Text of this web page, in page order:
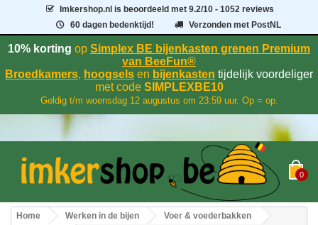
Imkershop.nl is beoordeeld met9.2/10 - 1052 reviews
60 dagen bedenktijd!
Verzonden met PostNL
10% korting op Simplex BE bijenkasten grenen Premium
van BeeFun®
Broedkamers, hoogsels en bijenkasten tijdelijk voordeliger
met codeSIMPLEXBE10
Geldig t/m woensdag 12 augustus om 23:59 uur. Op = op.
0
Home Werken in de bijen
Voer & voederbakken